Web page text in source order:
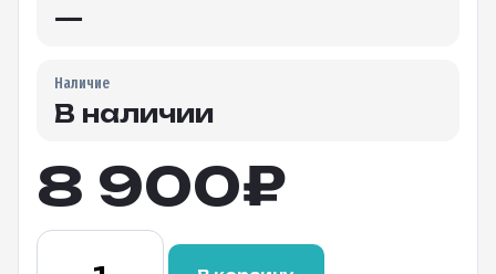
—
Наличие
В наличии
8 900₽
Количество